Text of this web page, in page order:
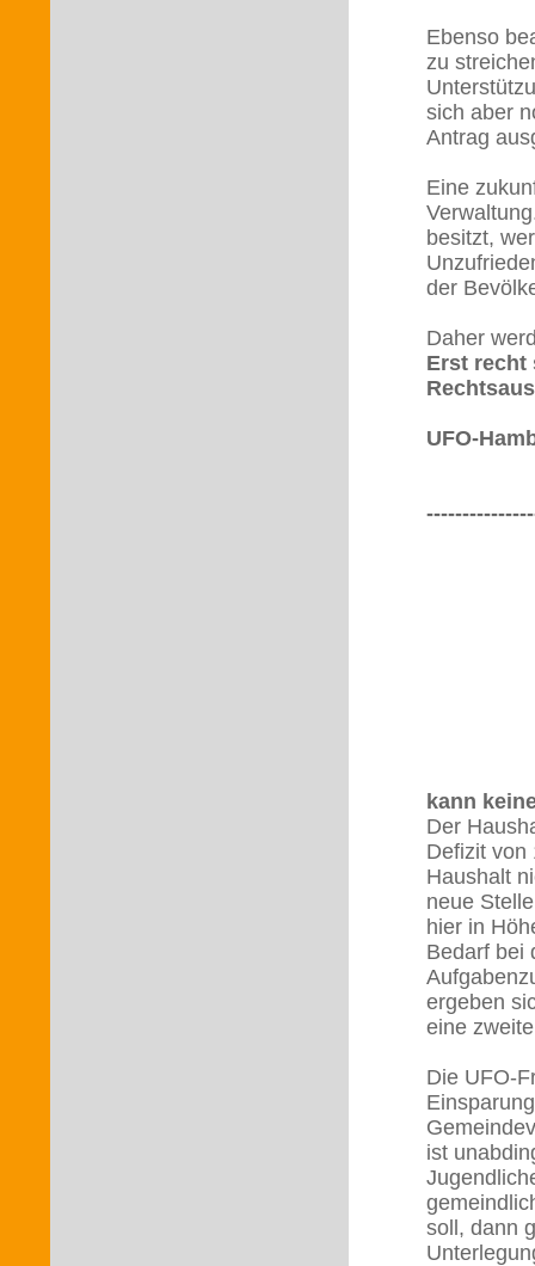
Ebenso
zu
sich aber
Antrag
Eine
besitzt,
der
Daher
Erst recht
UFO-
kann
Der
Defizit von
Haushalt
neue
hier in
Bedarf bei
ergeben
eine
Die UFO-
ist
soll, dann